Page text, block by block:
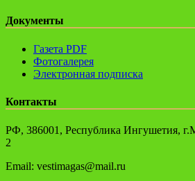
Документы
Газета PDF
Фотогалерея
Электронная подписка
Контакты
РФ, 386001, Республика Ингушетия,
2
Email: vestimagas@mail.ru